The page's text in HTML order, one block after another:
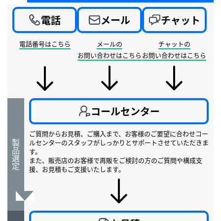
電話
電話番号はこちら
メール
メールの
お問い合わせはこちら
チャット
チャットの
お問い合わせはこちら
製品選定
コールセンター
ご質問からお見積、ご購入まで、お客様のご要望に合わせコー
ルセンターのスタッフがしっかりとサポートさせていただきま
す。
また、販売店のお客様で再販をご検討の方のご質問や構成支
援、お見積もご支援いたします。